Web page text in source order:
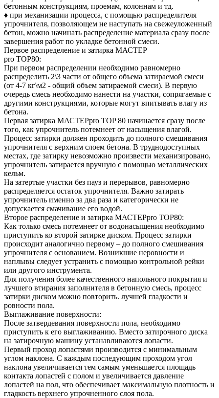
бетонным конструкциям, проемам, колоннам и тд.
♦ при механизации процесса, с помощью распределителя
упрочнителя, позволяющем не наступать на свежеуложенный
бетон, можно начинать распределение материала сразу после
завершения работ по укладке бетонной смеси.
Первое распределение и затирка МАСТЕР
pro TOP80:
При первом распределении необходимо равномерно
распределить 2\3 части от общего объема затираемой смеси
(от 4-7 кг\м2 - общий объем затираемой смеси). В первую
очередь смесь необходимо нанести на участки, сопрягаемые с
другими конструкциями, которые могут впитывать влагу из
бетона.
Первая затирка МАСТЕРpro TOP 80 начинается сразу после
того, как упрочнитель потемнеет от насыщения влагой.
Процесс затирки должен проходить до полного смешивания
упрочнителя с верхним слоем бетона. В труднодоступных
местах, где затирку невозможно произвести механизировано,
упрочнитель затирается вручную с помощью металлических
кельм.
На затертые участки без пауз и перерывов, равномерно
распределяется остаток упрочнителя. Важно затирать
упрочнитель именно за два раза и категорически не
допускается смачивание его водой.
Второе распределение и затирка МАСТЕРpro TOP80:
Как только смесь потемнеет от водонасыщения необходимо
приступить ко второй затирке диском. Процесс затирки
происходит аналогично первому – до полного смешивания
упрочнителя с основанием. Возникшие неровности и
наплывы следует устранить с помощью контрольной рейки
или другого инструмента.
Для получения более качественного напольного покрытия и
лучшего втирания заполнителя в бетонную смесь, процесс
затирки диском можно повторить. лучшей гладкости и
ровности пола.
Выглаживание поверхности:
После затвердевания поверхности пола, необходимо
приступить к его выглаживанию. Вместо затирочного диска
на затирочную машину устанавливаются лопасти.
Первый проход лопастями производится с минимальным
углом наклона. С каждым последующим проходом угол
наклона увеличивается тем самым уменьшается площадь
контакта лопастей с полом и увеличивается давление
лопастей на пол, что обеспечивает максимальную плотность и
гладкость верхнего упрочненного слоя пола.